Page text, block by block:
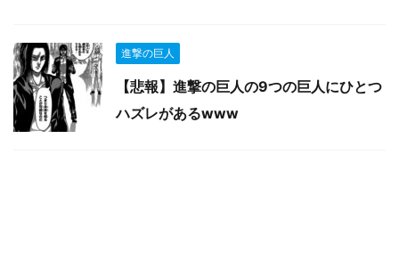
進撃の巨人
【悲報】進撃の巨人の9つの巨人にひとつ
ハズレがあるwww